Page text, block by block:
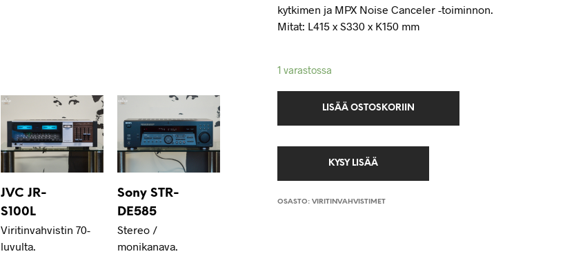
kytkimen ja MPX Noise Canceler -toiminnon.
Mitat: L415 x S330 x K150 mm
1 varastossa
LISÄÄ OSTOSKORIIN
OSASTO: VIRITINVAHVISTIMET
JVC JR-
S100L
Viritinvahvistin 70-
luvulta.
Sony STR-
DE585
Stereo /
monikanava.